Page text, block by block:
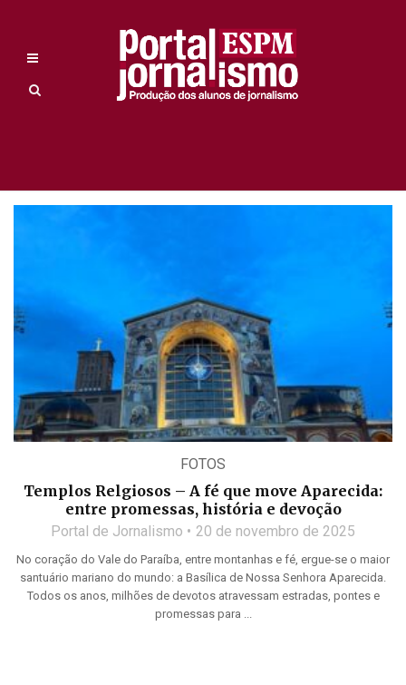
FOTOS
Templos Relgiosos – A fé que move Aparecida:
entre promessas, história e devoção
Portal de Jornalismo 20 de novembro de 2025
No coração do Vale do Paraíba, entre montanhas e fé, ergue-se o maior
santuário mariano do mundo: a Basílica de Nossa Senhora Aparecida.
Todos os anos, milhões de devotos atravessam estradas, pontes e
promessas para ...